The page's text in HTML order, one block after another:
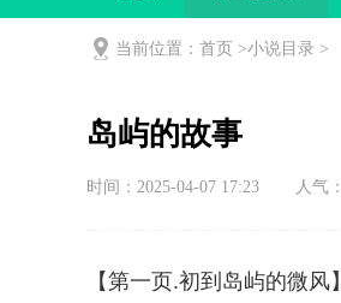
当前位置：首页 >小说目录 >
岛屿的故事
时间：2025-04-07 17:23 人气：
【第一页.初到岛屿的微风】